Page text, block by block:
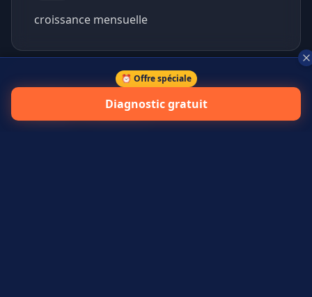
croissance mensuelle
45%
⏰ Offre spéciale
Diagnostic gratuit